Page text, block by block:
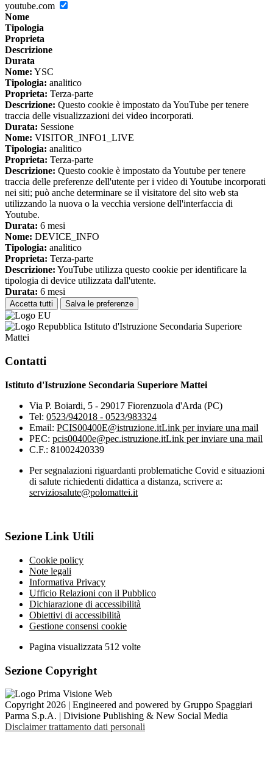
youtube.com
Nome
Tipologia
Proprieta
Descrizione
Durata
Nome: YSC
Tipologia: analitico
Proprieta: Terza-parte
Descrizione: Questo cookie è impostato da YouTube per tenere
traccia delle visualizzazioni dei video incorporati.
Durata: Sessione
Nome: VISITOR_INFO1_LIVE
Tipologia: analitico
Proprieta: Terza-parte
Descrizione: Questo cookie è impostato da Youtube per tenere
traccia delle preferenze dell'utente per i video di Youtube incorporati
nei siti; può anche determinare se il visitatore del sito web sta
utilizzando la nuova o la vecchia versione dell'interfaccia di
Youtube.
Durata: 6 mesi
Nome: DEVICE_INFO
Tipologia: analitico
Proprieta: Terza-parte
Descrizione: YouTube utilizza questo cookie per identificare la
tipologia di device utilizzata dall'utente.
Durata: 6 mesi
Accetta tutti Salva le preferenze
Istituto d'Istruzione Secondaria Superiore
Mattei
Contatti
Istituto d'Istruzione Secondaria Superiore Mattei
Via P. Boiardi, 5 - 29017 Fiorenzuola d'Arda (PC)
Tel: 0523/942018 - 0523/983324
Email: PCIS00400E@istruzione.itLink per inviare una mail
PEC: pcis00400e@pec.istruzione.itLink per inviare una mail
C.F.: 81002420339
Per segnalazioni riguardanti problematiche Covid e situazioni
di salute richiedenti didattica a distanza, scrivere a:
serviziosalute@polomattei.it
Sezione Link Utili
Cookie policy
Note legali
Informativa Privacy
Ufficio Relazioni con il Pubblico
Dichiarazione di accessibilità
Obiettivi di accessibilità
Gestione consensi cookie
Pagina visualizzata 512 volte
Sezione Copyright
Copyright 2026 | Engineered and powered by Gruppo Spaggiari
Parma S.p.A. | Divisione Publishing & New Social Media
Disclaimer trattamento dati personali